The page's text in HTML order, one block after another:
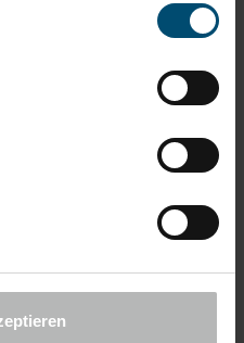
nicht richtig beantworte?
informieren Sie gern.